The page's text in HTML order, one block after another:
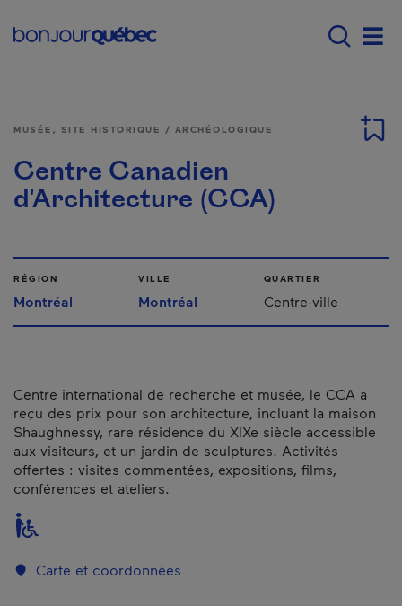
Main navigation -
MUSÉE, SITE HISTORIQUE / ARCHÉOLOGIQUE
Centre Canadien
d'Architecture (CCA)
RÉGION
Montréal
VILLE
Montréal
QUARTIER
Centre-ville
Centre international de recherche et musée, le CCA a
reçu des prix pour son architecture, incluant la maison
Shaughnessy, rare résidence du XIXe siècle accessible
aux visiteurs, et un jardin de sculptures. Activités
offertes : visites commentées, expositions, films,
conférences et ateliers.
Carte et coordonnées